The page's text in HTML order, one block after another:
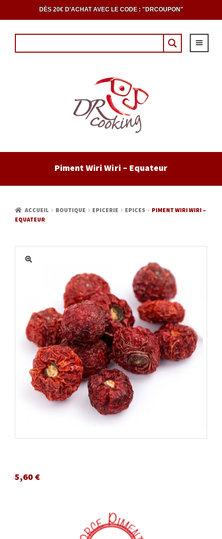
DÈS 20€ D'ACHAT AVEC LE CODE : "DRCOUPON"
ACCUEIL
CAVE
ACTUALITÉS
MON COMPTE
Piment Wiri Wiri – Equateur
ACCUEIL BOUTIQUE EPICERIE EPICES
PIMENT WIRI WIRI –
EQUATEUR
5,60 €